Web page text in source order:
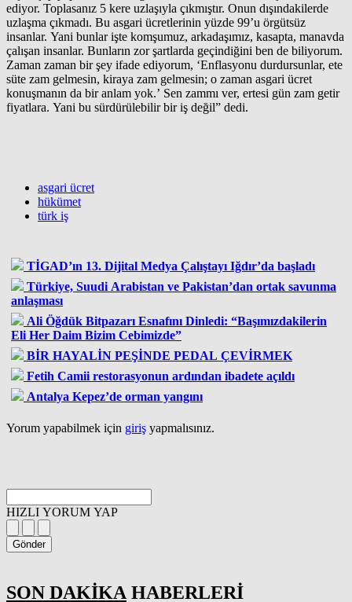
ediyor. Toplasanız 5 kere uzlaşıyla çıkmıştır. Onun dışındakilerde
uzlaşma çıkmadı. Bu asgari ücretlerinin yüzde 99’u örgütsüz
insanlar. Yani bunlar işte komşumuz, arkadaşımız, kasapta, manavda
çalışan insanlar. Bunların zor şartlarda geçindiğini ben de biliyorum.
Zaman zaman bir şey ifade ediyorum, ‘Enflasyonu durdursunlar, ete
süte zam gelmesin, kiraya zam gelmesin; o zaman asgari ücret
konuşmanın da bir anlam yok.’ Sen zammı ver, ertesi gün zam getir
fiyatlara. Yani bu sürdürülebilir bir iş değil” dedi.
asgari ücret
hükümet
türk iş
TİGAD’ın 13. Dijital Medya Çalıştayı Iğdır’da başladı
Türkiye, Suudi Arabistan ve Pakistan’dan ortak savunma
anlaşması
Ali Öğdük Bitpazarı Esnafını Dinledi: “Başımızdakilerin
Eli Her Daim Bizim Cebimizde”
BİR HAYALİN PEŞİNDE PEDAL ÇEVİRMEK
Fetih Camii restorasyonun ardından ibadete açıldı
Antalya Kepez’de orman yangını
Yorum yapabilmek için giriş yapmalısınız.
HIZLI YORUM YAP
Gönder
SON DAKİKA HABERLERİ